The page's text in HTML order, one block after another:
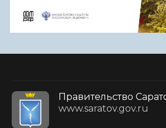
Правительство
www.saratov.gov.ru